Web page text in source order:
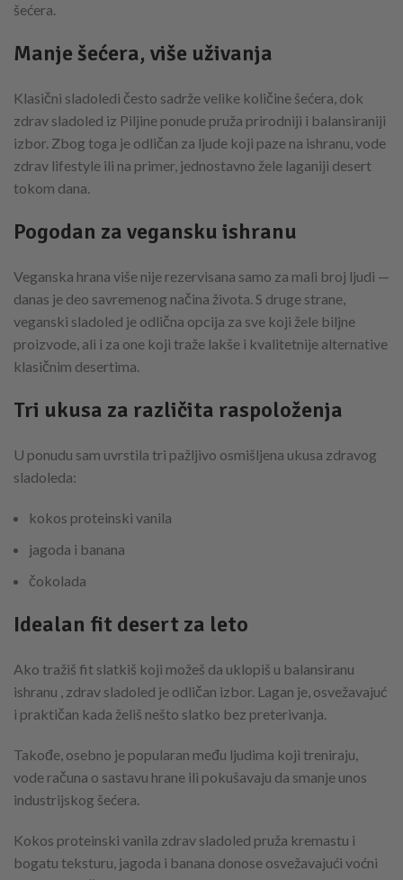
šećera.
Manje šećera, više uživanja
Klasični sladoledi često sadrže velike količine šećera, dok
zdrav sladoled iz Piljine ponude pruža prirodniji i balansiraniji
izbor. Zbog toga je odličan za ljude koji paze na ishranu, vode
zdrav lifestyle ili na primer, jednostavno žele laganiji desert
tokom dana.
Pogodan za vegansku ishranu
Veganska hrana više nije rezervisana samo za mali broj ljudi —
danas je deo savremenog načina života. S druge strane,
veganski sladoled je odlična opcija za sve koji žele biljne
proizvode, ali i za one koji traže lakše i kvalitetnije alternative
klasičnim desertima.
Tri ukusa za različita raspoloženja
U ponudu sam uvrstila tri pažljivo osmišljena ukusa zdravog
sladoleda:
kokos proteinski vanila
jagoda i banana
čokolada
Idealan fit desert za leto
Ako tražiš fit slatkiš koji možeš da uklopiš u balansiranu
ishranu , zdrav sladoled je odličan izbor. Lagan je, osvežavajuć
i praktičan kada želiš nešto slatko bez preterivanja.
Takođe, osebno je popularan među ljudima koji treniraju,
vode računa o sastavu hrane ili pokušavaju da smanje unos
industrijskog šećera.
Kokos proteinski vanila zdrav sladoled pruža kremastu i
bogatu teksturu, jagoda i banana donose osvežavajući voćni